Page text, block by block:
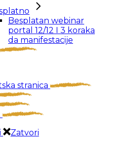
Besplatan webinar
portal 12/12 I 3 koraka
da manifestacije
stranica
Zatvori